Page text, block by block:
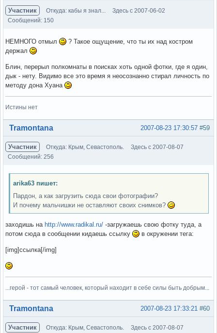
Участник Откуда: кабы я знал...
Здесь с 2007-06-02
Сообщений: 150
НЕМНОГО отмыл
? Такое ощущение, что ты их над костром
держал
Блин, перерыл полкомнаты в поисках хоть одной фотки, где я один,
дык - нету. Видимо все это время я неосознанно стирал личность по
методу дона Хуана
Истины нет
Вне форума #59
2007-08-23 17:30:57
Tramontana
Участник Откуда: Крым, Севастополь.
Здесь с 2007-08-07
Сообщений: 256
arika63 пишет:
Пардон, а как загрузить сюда свои фотографии?
И почему мальчишки не оставляют своих снимков?
заходишь на http://www.radikal.ru/ -загружаешь свою фотку туда, а
потом сюда в сообщении кидаешь ссылку
в окружении тега:
[img]ссылка[/img]
...герой - тот самый человек, который находит в себе силы быть добрым...
Вне форума #60
2007-08-23 17:33:21
Tramontana
Участник Откуда: Крым, Севастополь.
Здесь с 2007-08-07